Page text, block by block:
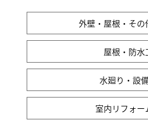
外壁・屋根・その
屋根・防水
水廻り・設
室内リフォー